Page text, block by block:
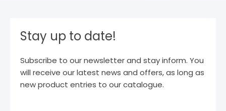
Stay up to date!
Subscribe to our newsletter and stay inform. You
will receive our latest news and offers, as long as
new product entries to our catalogue.